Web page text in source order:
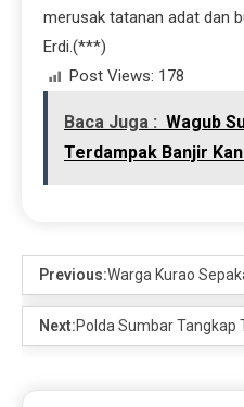
merusak tatanan adat dan
Erdi.(***)
Post Views: 178
Baca Juga : Wagub
Terdampak Banjir
Previous:Warga Kurao
Next:Polda Sumbar Tangkap